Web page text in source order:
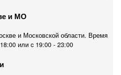
и МО
и Московской области. Время
или c 19:00 - 23:00